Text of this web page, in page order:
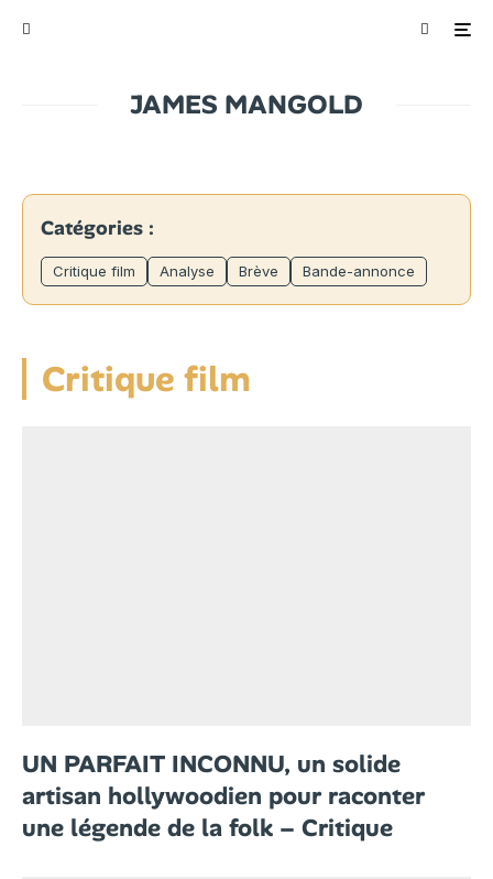
JAMES MANGOLD
Catégories :
Critique film Analyse Brève Bande-annonce
Critique film
UN PARFAIT INCONNU, un solide
artisan hollywoodien pour raconter
une légende de la folk – Critique